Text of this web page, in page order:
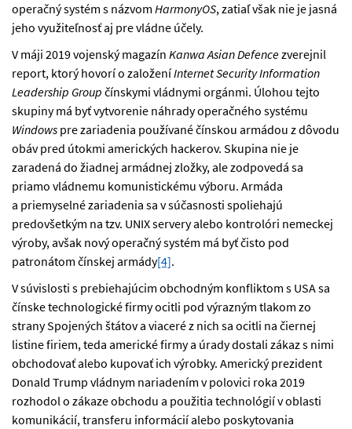
operačný systém s názvom HarmonyOS, zatiaľ však nie je jasná
jeho využiteľnosť aj pre vládne účely.
V máji 2019 vojenský magazín Kanwa Asian Defencezverejnil
report, ktorý hovorí o založeníInternet Security Information
Leadership Group čínskymi vládnymi orgánmi. Úlohou tejto
skupiny má byť vytvorenie náhrady operačného systému
Windows pre zariadenia používané čínskou armádou z dôvodu
obáv pred útokmi amerických hackerov. Skupina nie je
zaradená do žiadnej armádnej zložky, ale zodpovedá sa
priamo vládnemu komunistickému výboru. Armáda
a priemyselné zariadenia sa v súčasnosti spoliehajú
predovšetkým na tzv. UNIX servery alebo kontrolóri nemeckej
výroby, avšak nový operačný systém má byť čisto pod
patronátom čínskej armády[4].
V súvislosti s prebiehajúcim obchodným konfliktom s USA sa
čínske technologické firmy ocitli pod výrazným tlakom zo
strany Spojených štátov a viaceré z nich sa ocitli na čiernej
listine firiem, teda americké firmy a úrady dostali zákaz s nimi
obchodovať alebo kupovať ich výrobky. Americký prezident
Donald Trump vládnym nariadením v polovici roka 2019
rozhodol o zákaze obchodu a použitia technológií v oblasti
komunikácií, transferu informácií alebo poskytovania